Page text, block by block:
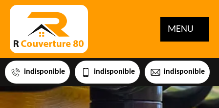
MENU
indisponible indisponible indisponible